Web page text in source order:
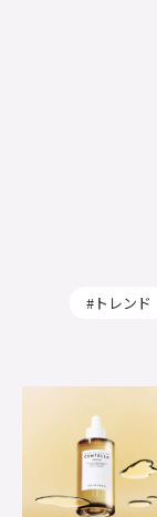
トレンド